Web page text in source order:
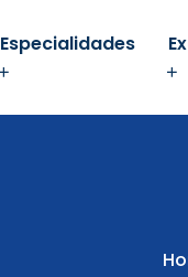
Especialidades